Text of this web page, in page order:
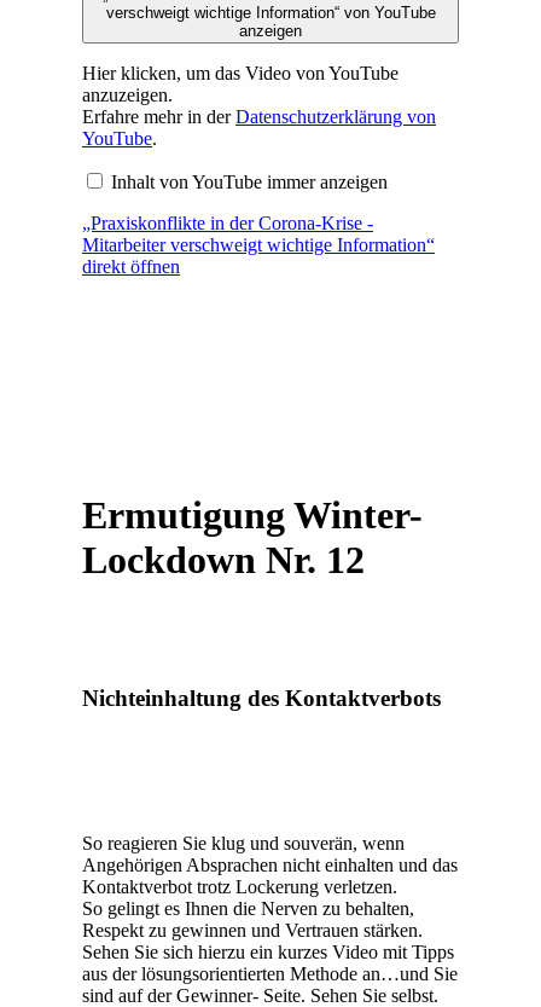
verschweigt wichtige Information“ von YouTube
anzeigen
Hier klicken, um das Video von YouTube
anzuzeigen.
Erfahre mehr in derDatenschutzerklärung von
YouTube.
Inhalt von YouTube immer anzeigen
„Praxiskonflikte in der Corona-Krise -
Mitarbeiter verschweigt wichtige Information“
direkt öffnen
Ermutigung Winter-
Lockdown Nr. 12
Nichteinhaltung des Kontaktverbots
So reagieren Sie klug und souverän, wenn
Angehörigen Absprachen nicht einhalten und das
Kontaktverbot trotz Lockerung verletzen.
So gelingt es Ihnen die Nerven zu behalten,
Respekt zu gewinnen und Vertrauen stärken.
Sehen Sie sich hierzu ein kurzes Video mit Tipps
aus der lösungsorientierten Methode an…und Sie
sind auf der Gewinner- Seite. Sehen Sie selbst.